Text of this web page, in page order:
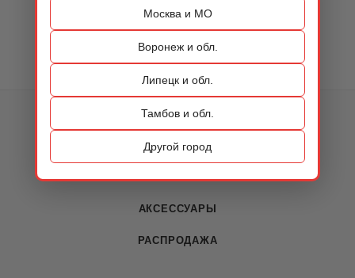
Москва и МО
Воронеж и обл.
Липецк и обл.
Тамбов и обл.
Другой город
КАТАЛОГ
ОБУВЬ
СУМКИ
АКСЕССУАРЫ
РАСПРОДАЖА